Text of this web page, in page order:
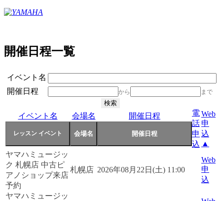
開催日程一覧
イベント名
開催日程
から まで
イベント名 会場名 開催日程
電
話
申
込
Web
申
込
▲
ヤマハミュージッ
ク 札幌店 中古ピ
アノショップ来店
予約
札幌店 2026年08月22日(土) 11:00
Web
申
込
ヤマハミュージッ